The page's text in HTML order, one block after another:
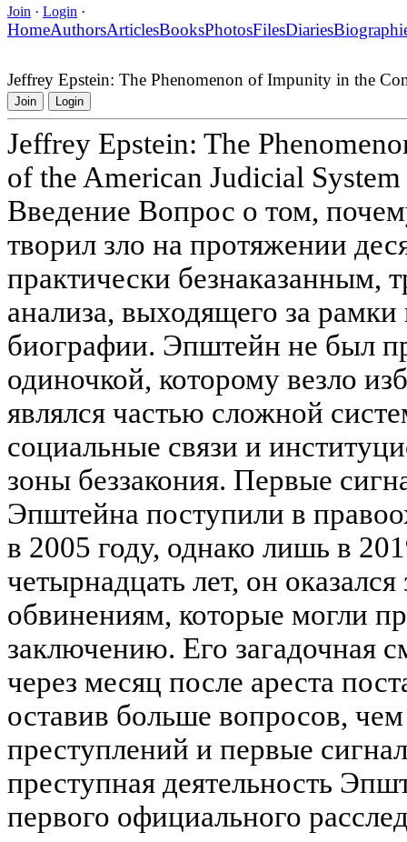
Join · Login ·
HomeAuthorsArticlesBooksPhotosFilesDiaries
Jeffrey Epstein: The Phenomenon of Impunity in the
Join Login
Jeffrey Epstein: The
of the American Judicial System
Введение Вопрос о том,
творил зло на протяжении
практически безнаказанным,
анализа, выходящего за
биографии. Эпштейн не был
одиночкой, которому везло
являлся частью сложной
социальные связи и
зоны беззакония. Первые
Эпштейна поступили в
в 2005 году, однако лишь в
четырнадцать лет, он
обвинениям, которые могли
заключению. Его загадочная
через месяц после ареста
оставив больше вопросов,
преступлений и первые
преступная деятельность
первого официального